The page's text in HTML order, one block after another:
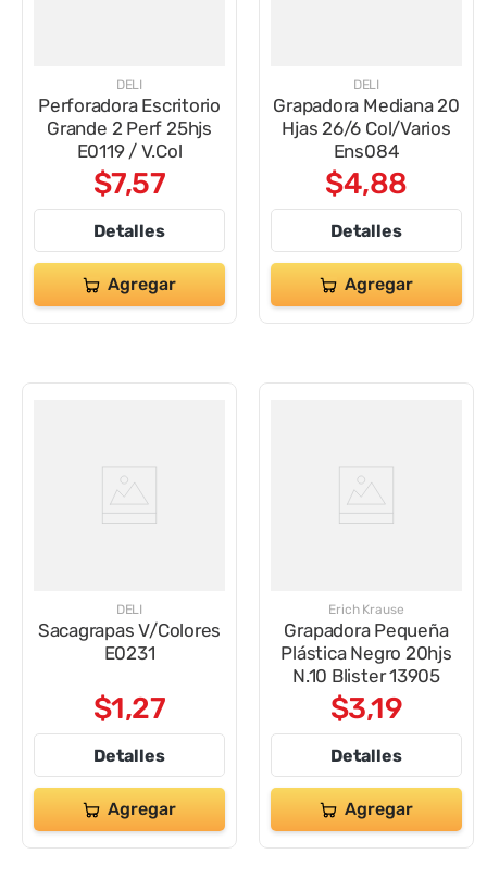
DELI
Perforadora Escritorio
Grande 2 Perf 25hjs
E0119 / V.Col
$7,57
Detalles
Agregar
DELI
Grapadora Mediana 20
Hjas 26/6 Col/Varios
Ens084
$4,88
Detalles
Agregar
DELI
Sacagrapas V/Colores
E0231
$1,27
Detalles
Agregar
Erich Krause
Grapadora Pequeña
Plástica Negro 20hjs
N.10 Blister 13905
$3,19
Detalles
Agregar